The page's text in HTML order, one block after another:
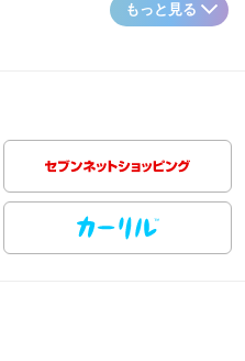
もっと見る